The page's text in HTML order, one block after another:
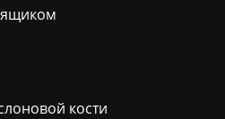
кости